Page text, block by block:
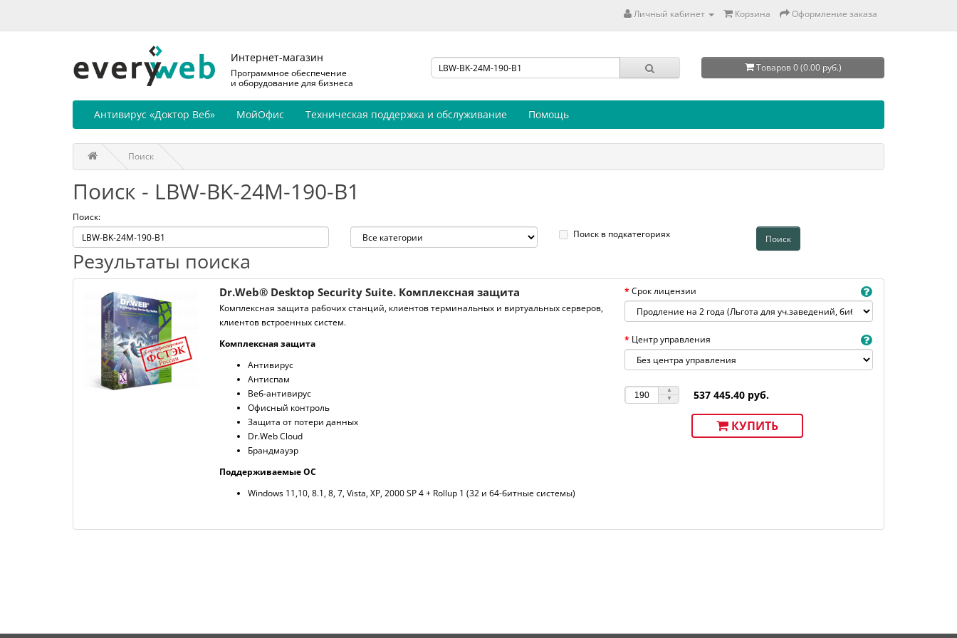
Личный кабинет Корзина Оформление заказа
Интернет-магазин
Программное обеспечение
и оборудование для бизнеса
Товаров 0 (0.00 руб.)
Антивирус «Доктор Веб» МойОфис Техническая поддержка и обслуживание Помощь
Поиск
Поиск - LBW-BK-24M-190-B1
Поиск:
Поиск в подкатегориях
Результаты поиска
Dr.Web® Desktop Security Suite. Комплексная защита
Комплексная защита рабочих станций, клиентов терминальных и виртуальных серверов,
клиентов встроенных систем.
Комплексная защита
Антивирус
Антиспам
Веб-антивирус
Офисный контроль
Защита от потери данных
Dr.Web Cloud
Брандмауэр
Поддерживаемые ОС
Windows 11,10, 8.1, 8, 7, Vista, XP, 2000 SP 4 + Rollup 1 (32 и 64-битные системы)
Срок лицензии
Центр управления
537 445.40 руб.
КУПИТЬ